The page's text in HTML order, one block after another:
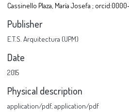
Cassinello Plaza, María Josefa ;
Publisher
E.T.S. Arquitectura (UPM)
Date
2015
Physical description
application/pdf, application/pdf